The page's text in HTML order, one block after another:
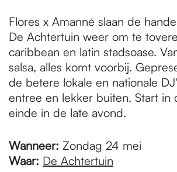
Flores x Amanné slaan de
De Achtertuin weer om te
caribbean en latin stadsoase.
salsa, alles komt voorbij.
de betere lokale en nationale
entree en lekker buiten. Start in
einde in de late avond.
Wanneer: Zondag 24 mei
Waar: De Achtertuin